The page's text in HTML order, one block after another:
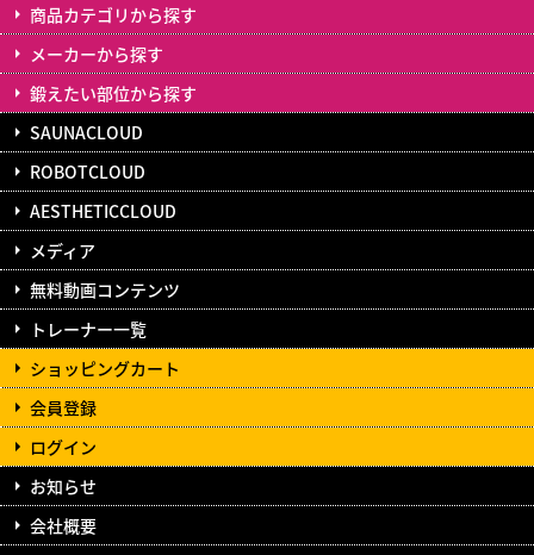
商品カテゴリから探す
メーカーから探す
鍛えたい部位から探す
SAUNACLOUD
ROBOTCLOUD
AESTHETICCLOUD
メディア
無料動画コンテンツ
トレーナー一覧
ショッピングカート
会員登録
ログイン
お知らせ
会社概要